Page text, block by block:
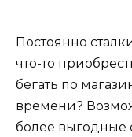
Постоянно
что-то
бегать по
времени?
более выгодные